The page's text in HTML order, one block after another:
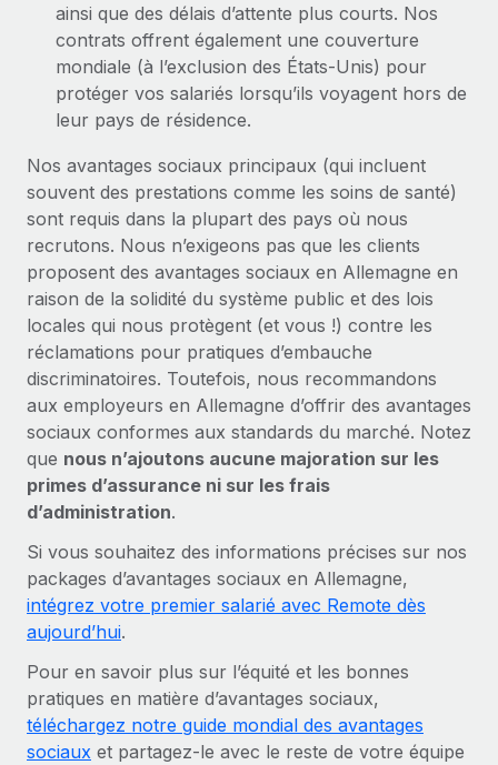
ainsi que des délais d’attente plus courts. Nos
contrats offrent également une couverture
mondiale (à l’exclusion des États‑Unis) pour
protéger vos salariés lorsqu’ils voyagent hors de
leur pays de résidence.
Nos avantages sociaux principaux (qui incluent
souvent des prestations comme les soins de santé)
sont requis dans la plupart des pays où nous
recrutons. Nous n’exigeons pas que les clients
proposent des avantages sociaux en Allemagne en
raison de la solidité du système public et des lois
locales qui nous protègent (et vous !) contre les
réclamations pour pratiques d’embauche
discriminatoires. Toutefois, nous recommandons
aux employeurs en Allemagne d’offrir des avantages
sociaux conformes aux standards du marché. Notez
que nous n’ajoutons aucune majoration sur les
primes d’assurance ni sur les frais
d’administration.
Si vous souhaitez des informations précises sur nos
packages d’avantages sociaux en Allemagne,
intégrez votre premier salarié avec Remote dès
aujourd’hui.
Pour en savoir plus sur l’équité et les bonnes
pratiques en matière d’avantages sociaux,
téléchargez notre guide mondial des avantages
sociaux et partagez‑le avec le reste de votre équipe